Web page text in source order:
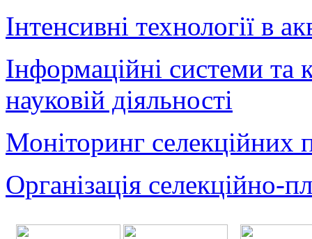
Інтенсивні технології в
Інформаційні системи та
науковій діяльності
Моніторинг селекційних
Організація селекційно-